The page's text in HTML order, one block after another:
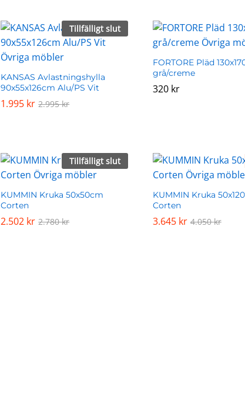
Tillfälligt slut
KANSAS Avlastningshylla
90x55x126cm Alu/PS Vit
1.995 kr 2.995kr
1.995 kr 2.995kr
FORTORE Pläd
grå/creme
320 kr
320 kr
Tillfälligt slut
KUMMIN Kruka 50x50cm
Corten
2.502 kr 2.780kr
2.502 kr 2.780kr
KUMMIN Kruka
Corten
3.645 kr 4.050kr
3.645 kr 4.050kr